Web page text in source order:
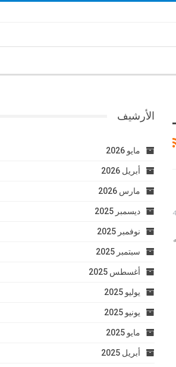
الأرشيف
مايو 2026
أبريل 2026
مارس 2026
ديسمبر 2025
نوفمبر 2025
سبتمبر 2025
أغسطس 2025
يوليو 2025
يونيو 2025
مايو 2025
أبريل 2025